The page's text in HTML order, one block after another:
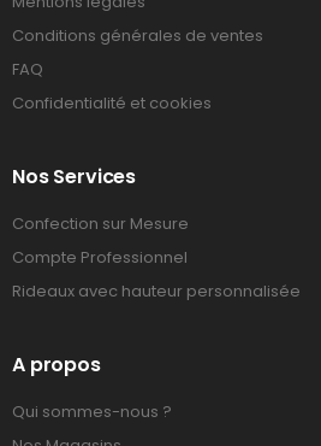
Conditions générales de ventes
FAQ
Confidentialité et cookies
Nos Services
Confection sur Mesure
Compte Professionnel
Rideaux avec hauteur personnalisée
A propos
Qui sommes-nous ?